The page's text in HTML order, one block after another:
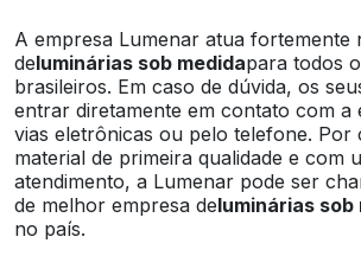
A empresa Lumenar atua fortemente
deluminárias sob medidapara todos
brasileiros. Em caso de dúvida, os
entrar diretamente em contato com a
vias eletrônicas ou pelo telefone. Por
material de primeira qualidade e com
atendimento, a Lumenar pode ser
de melhor empresa deluminárias sob
no país.